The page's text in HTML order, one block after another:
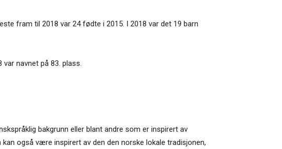
fram til 2018 var 24 fødte i 2015. I 2018 var det 19 barn
navnet på 83. plass.
bakgrunn eller blant andre som er inspirert av
også være inspirert av den den norske lokale tradisjonen,